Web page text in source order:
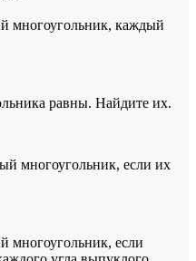
многоугольник, каждый
равны. Найдите их.
многоугольник, если их
многоугольник, если